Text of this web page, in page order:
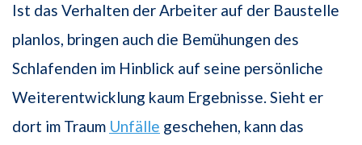
Ist das Verhalten der Arbeiter auf der Baustelle
planlos, bringen auch die Bemühungen des
Schlafenden im Hinblick auf seine persönliche
Weiterentwicklung kaum Ergebnisse. Sieht er
dort im Traum Unfälle geschehen, kann das